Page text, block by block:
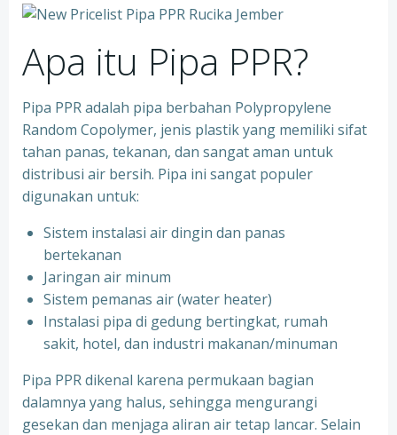
Apa itu Pipa PPR?
Pipa PPR adalah pipa berbahan Polypropylene
Random Copolymer, jenis plastik yang memiliki sifat
tahan panas, tekanan, dan sangat aman untuk
distribusi air bersih. Pipa ini sangat populer
digunakan untuk:
Sistem instalasi air dingin dan panas
bertekanan
⁠Jaringan air minum
⁠Sistem pemanas air (water heater)
⁠Instalasi pipa di gedung bertingkat, rumah
sakit, hotel, dan industri makanan/minuman
Pipa PPR dikenal karena permukaan bagian
dalamnya yang halus, sehingga mengurangi
gesekan dan menjaga aliran air tetap lancar. Selain